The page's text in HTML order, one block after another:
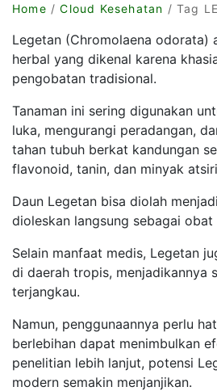
Home /Cloud Kesehatan / Tag
Legetan (Chromolaena odorata)
herbal yang dikenal karena
pengobatan tradisional.
Tanaman ini sering digunakan
luka, mengurangi peradangan,
tahan tubuh berkat kandungan
flavonoid, tanin, dan minyak
Daun Legetan bisa diolah
dioleskan langsung sebagai obat
Selain manfaat medis, Legetan
di daerah tropis, menjadikannya
terjangkau.
Namun, penggunaannya perlu
berlebihan dapat menimbulkan
penelitian lebih lanjut, potensi
modern semakin menjanjikan.